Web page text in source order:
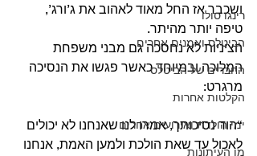
רינגו סולו
הביטלס ואמנים אחרים
החברים של הביטלס
הקלטות אחרות
ימי הולדת ואירועים אחרים
מן העיתונות
ושכבר אז החל מאוד לאהוב את ג’ורג’,
טיפה יותר מהיתר.
הציניות לא נחסכה גם מבני משפחת
המלוכה ובמיוחד כאשר פגשו את הנסיכה
מרגרט:
“הוד נסיכותך, אמרו לנו שאנחנו לא יכולים
לאכול עד שאת הולכת ולמען האמת, אנחנו